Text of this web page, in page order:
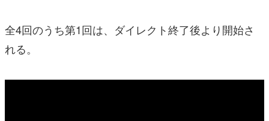
全4回のうち第1回は、ダイレクト終了後より開始さ
れる。